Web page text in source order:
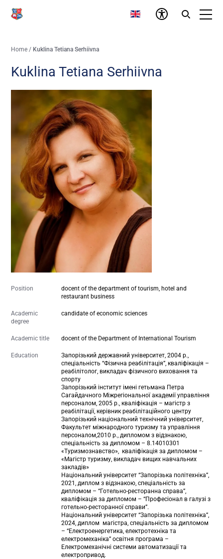
Home / Kuklina Tetiana Serhiivna
Kuklina Tetiana Serhiivna
Position
docent of the department of tourism, hotel and
restaurant business
Academic
degree
candidate of economic sciences
Academic title docent of the Department of International Tourism
Education
Запорізький державний університет, 2004 р.,
спеціальність “Фізична реабілітація”, кваліфікація –
реабілітолог, викладач фізичного виховання та
спорту
Запорізький інститут імені гетьмана Петра
Сагайдачного Міжрегіональної академії управління
персоналом, 2005 р., кваліфікація – магістр з
реабілітації, керівник реабілітаційного центру
Запорізький національний технічний університет
Факультет міжнародного туризму та управління
персоналом,2010 р., дипломом з відзнакою,
спеціальність за дипломом – 8.14010301
«Туризмознавство», кваліфікація за дипломом –
«Магістр туризму, викладач вищих навчальних
закладів»
Національний університет “Запорізька політехніка”,
2021, диплом з відзнакою, спеціальність за
дипломом – “Готельно-ресторанна справа”,
кваліфікація за дипломом – “Професіонал в галузі з
готельно-ресторанної справи”.
Національний університет “Запорізька політехніка”,
2024, диплом магістра, спеціальність за дипломом
– “Електроенергетика, електротехніка та
електромеханіка” освітня програма –
Електромеханічні системи автоматизації та
електропривод.